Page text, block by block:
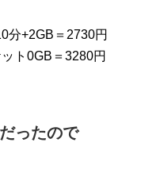
分+2GB＝2730円
ト0GB＝3280円
ったので